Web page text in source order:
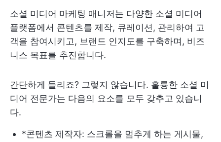
소셜 미디어 마케팅 매니저는 다양한 소셜 미디어
플랫폼에서 콘텐츠를 제작, 큐레이션, 관리하여 고
객을 참여시키고, 브랜드 인지도를 구축하며, 비즈
니스 목표를 추진합니다.
간단하게 들리죠? 그렇지 않습니다. 훌륭한 소셜 미
디어 전문가는 다음의 요소를 모두 갖추고 있습니
다.
*콘텐츠 제작자: 스크롤을 멈추게 하는 게시물,